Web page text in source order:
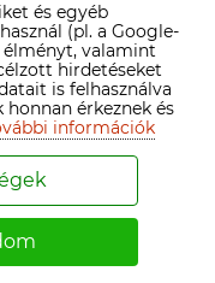
ELŐNYEI
igényeid és
több
héten randevúzni
és egyéb
(pl. a Google-
valamint
hirdetéseket
is felhasználva
érkeznek és
információk